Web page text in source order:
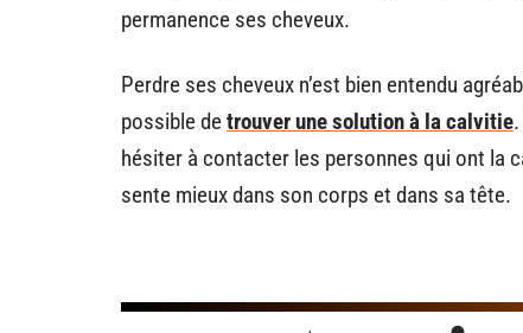
permanence ses cheveux.
Perdre ses cheveux n’est bien entendu
possible detrouver une solution à la calvitie
hésiter à contacter les personnes qui ont la
sente mieux dans son corps et dans sa tête.